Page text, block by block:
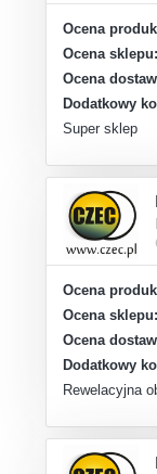
Ocena
Ocena sklepu:
Ocena
Dodatkowy
Super sklep
Ocena
Ocena sklepu:
Ocena
Dodatkowy
Rewelacyjna